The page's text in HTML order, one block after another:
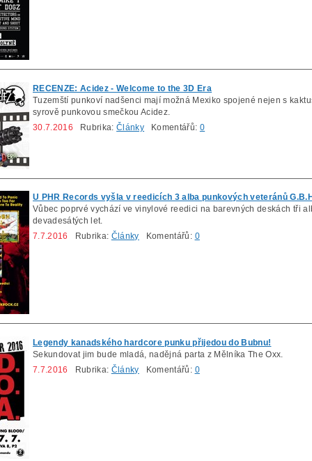
RECENZE: Acidez - Welcome to the 3D Era
Tuzemští punkoví nadšenci mají možná Mexiko spojené nejen s
syrově punkovou smečkou Acidez.
30.7.2016 Rubrika:Články Komentářů: 0
U PHR Records vyšla v reedicích 3 alba punkových veteránů
Vůbec poprvé vychází ve vinylové reedici na barevných deskách tři
devadesátých let.
7.7.2016
Rubrika: Články Komentářů: 0
Legendy kanadského hardcore punku přijedou do Bubnu!
Sekundovat jim bude mladá, nadějná parta z Mělníka The Oxx.
7.7.2016
Rubrika: Články Komentářů: 0